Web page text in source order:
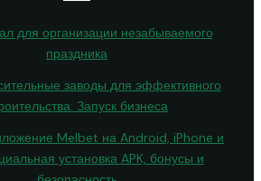
для организации незабываемого
праздника
заводы для эффективного
Запуск бизнеса
Melbet на Android, iPhone и
установка APK, бонусы и